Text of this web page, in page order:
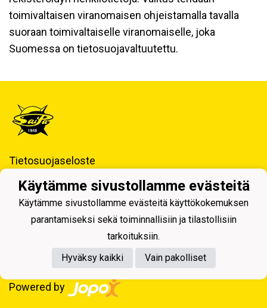
toimivaltaisen viranomaisen ohjeistamalla tavalla
suoraan toimivaltaiselle viranomaiselle, joka
Suomessa on tietosuojavaltuutettu.
Tietosuojaseloste
Saimaan Pallo - SaiPa ry
Käynti- ja postiosoite ja Laskutustiedot
Powered by
Käytämme sivustollamme evästeitä
Käytämme sivustollamme evästeitä käyttökokemuksen
parantamiseksi sekä toiminnallisiin ja tilastollisiin
tarkoituksiin.
Hyväksy kaikki
Vain pakolliset